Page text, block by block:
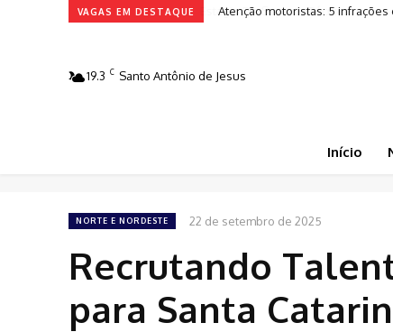
VAGAS EM DESTAQUE Atenção motoristas: 5
19.3 C Santo Antônio de Jesus
Início
NORTE E NORDESTE 22 de setembro de 2025
Recrutando
para Santa